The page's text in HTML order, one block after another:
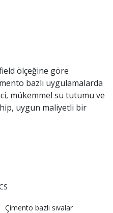
ölçeğine göre
bazlı uygulamalarda
mükemmel su tutumu ve
uygun maliyetli bir
Çimento bazlı sıvalar